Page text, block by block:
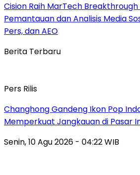
Cision Raih MarTech
Pemantauan dan Analisis Media
Pers, dan AEO
Berita Terbaru
Pers Rilis
Changhong Gandeng Ikon Pop
Memperkuat Jangkauan di Pasar
Senin, 10 Agu 2026 - 04:22 WIB